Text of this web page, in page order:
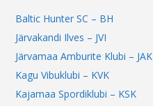
Baltic Hunter SC – BH
Järvakandi Ilves – JVI
Järvamaa Amburite Klubi – JAK
Kagu Vibuklubi – KVK
Kajamaa Spordiklubi – KSK